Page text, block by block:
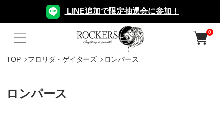
LINE追加で限定抽選会に参加！
0
TOP フロリダ・ゲイターズ ロンパース
ロンパース